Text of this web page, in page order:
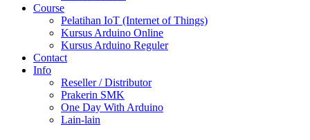
Course
Pelatihan IoT (Internet of Things)
Kursus Arduino Online
Kursus Arduino Reguler
Contact
Info
Reseller / Distributor
Prakerin SMK
One Day With Arduino
Lain-lain